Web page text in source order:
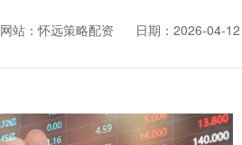
网站：怀远策略配资
日期：2026-04-12